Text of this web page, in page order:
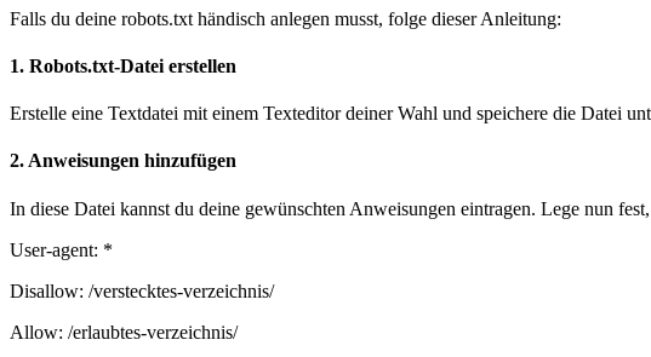
Falls du deine robots.txt händisch anlegen musst, folge dieser Anleitung:
1. Robots.txt-Datei erstellen
Erstelle eine Textdatei mit einem Texteditor deiner Wahl und speichere die Datei
2. Anweisungen hinzufügen
In diese Datei kannst du deine gewünschten Anweisungen eintragen. Lege nun
User-agent: *
Disallow: /verstecktes-verzeichnis/
Allow: /erlaubtes-verzeichnis/